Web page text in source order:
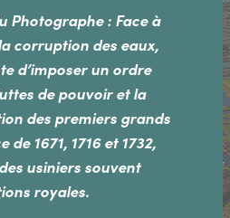
Photographe : Face à
corruption des eaux,
d’imposer un ordre
de pouvoir et la
des premiers grands
1671, 1716 et 1732,
usiniers souvent
royales.